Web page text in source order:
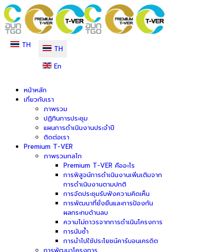
TH
TH
En
หน้าหลัก
เกี่ยวกับเรา
ภาพรวม
ปฏิทินการประชุม
แผนการดำเนินงานประจำปี
ติดต่อเรา
Premium T-VER
ภาพรวมกลไก
Premium T-VER คืออะไร
การพิสูจน์การดำเนินงานเพิ่มเติมจาก
การดำเนินงานตามปกติ
การจัดประชุมรับฟังความคิดเห็น
การพัฒนาที่ยั่งยืนและการป้องกัน
ผลกระทบด้านลบ
ความไม่ถาวรจากการดำเนินโครงการ
การนับซ้ำ
การนำไปใช้ประโยชน์คาร์บอนเครดิต